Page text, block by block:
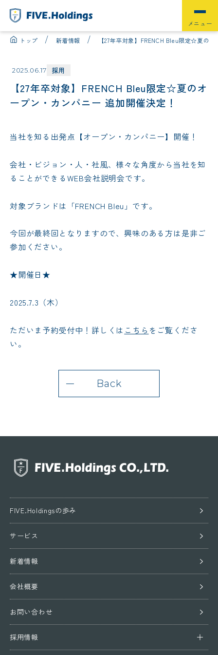
トップ 新着情報 【27年卒対象】FRENCH Bleu限定☆夏の
2025.06.17 採用
【27年卒対象】FRENCH Bleu限定☆夏のオ
ープン・カンパニー 追加開催決定！
当社を知る出発点【オープン・カンパニー】開催！
会社・ビジョン・人・社風、様々な角度から当社を知
ることができるWEB会社説明会です。
対象ブランドは「FRENCH Bleu」です。
今回が最終回となりますので、興味のある方は是非ご
参加ください。
★開催日★
2025.7.3（木）
ただいま予約受付中！ 詳しくは こちら をご覧くださ
い。
Back
FIVE.Holdingsの歩み
サービス
新着情報
会社概要
お問い合わせ
採用情報